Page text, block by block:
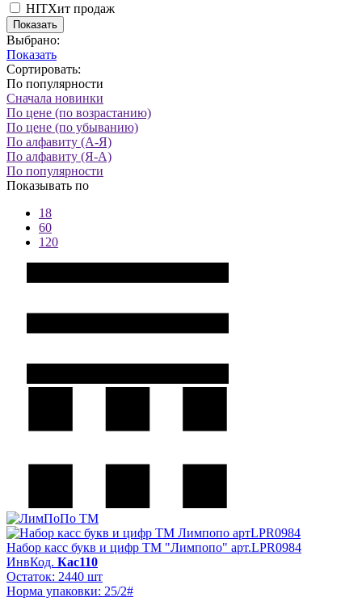
HITХит продаж
Показать
Выбрано:
Показать
Сортировать:
По популярности
Сначала новинки
По цене (по возрастанию)
По цене (по убыванию)
По алфавиту (А-Я)
По алфавиту (Я-А)
По популярности
Показывать по
18
60
120
Набор касс букв и цифр ТМ "Лимпопо" арт.LPR0984
ИнвКод. Кас110
Остаток: 2440 шт
Норма упаковки: 25/2#